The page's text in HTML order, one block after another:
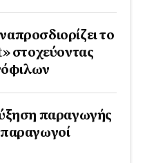
το
στοχεύοντας
παραγωγής